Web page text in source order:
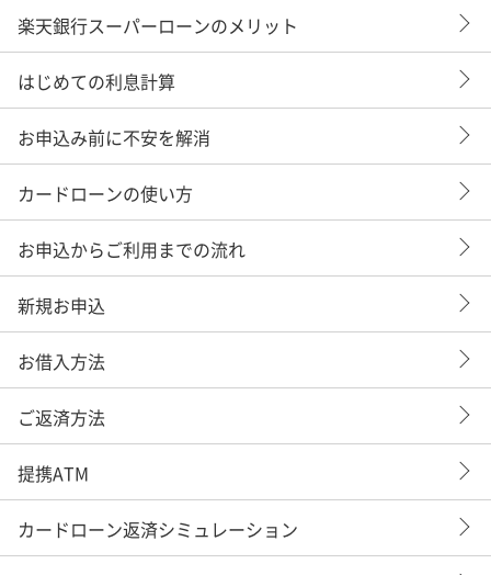
楽天銀行スーパーローンのメリット
はじめての利息計算
お申込み前に不安を解消
カードローンの使い方
お申込からご利用までの流れ
新規お申込
お借入方法
ご返済方法
提携ATM
カードローン返済シミュレーション